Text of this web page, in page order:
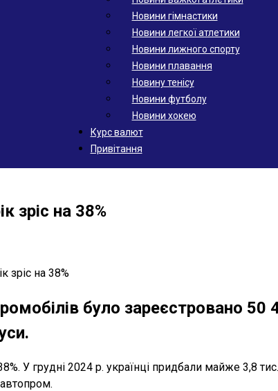
Новини гімнастики
Новини легкої атлетики
Новини лижного спорту
Новини плавання
Новину тенісу
Новини футболу
Новини хокею
Курс валют
Привітання
зріс на 38%
зріс на 38%
було зареєстровано
У грудні 2024 р. українці придбали майже